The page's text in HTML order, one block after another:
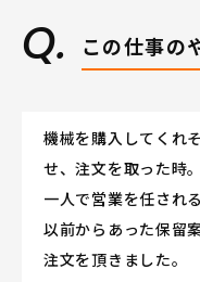
この仕事の
機械を購入してくれ
せ、注文を取った時。
一人で営業を任され
以前からあった保留
注文を頂きました。